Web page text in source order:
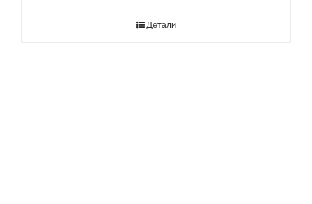
Детали